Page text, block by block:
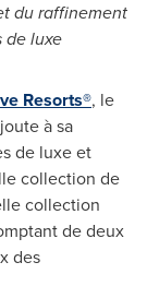
du raffinement
de luxe
Resorts®, le
à sa
de luxe et
collection de
collection
de deux
des